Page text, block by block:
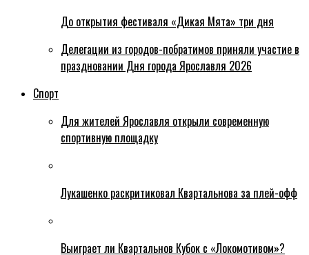
До открытия фестиваля «Дикая Мята» три дня
Делегации из городов-побратимов приняли участие в
праздновании Дня города Ярославля 2026
Спорт
Для жителей Ярославля открыли современную
спортивную площадку
Лукашенко раскритиковал Квартальнова за плей-офф
Выиграет ли Квартальнов Кубок с «Локомотивом»?